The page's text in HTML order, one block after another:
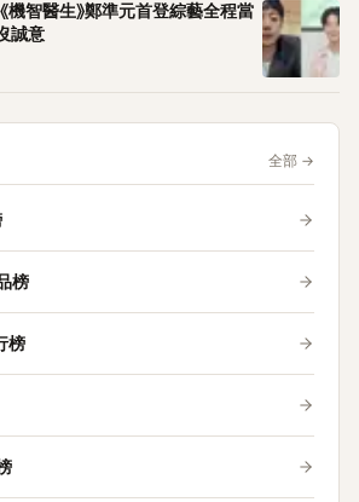
機智醫生》鄭準元首登綜藝全程當
誠意
全部 →
榜
榜